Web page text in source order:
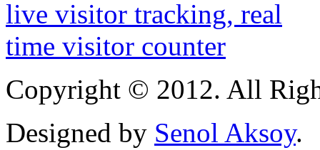
Copyright © 2012. All
Designed by Senol Aksoy.